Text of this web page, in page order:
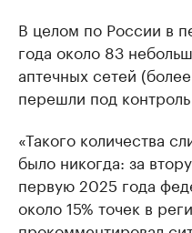
В целом по России в
года около 83
аптечных сетей
перешли под
«Такого количества
было никогда: за
первую 2025 года
около 15% точек в